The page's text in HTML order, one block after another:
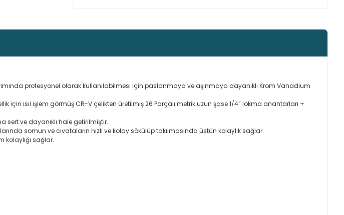
profesyonel olarak kullanılabilmesi için paslanmaya ve aşınmaya dayanıklı Krom Vanadium
için ısıl işlem görmüş CR-V çelikten üretilmiş 26 Parçalı metrik uzun şase 1/4'’ lokma anahtarları +
sert ve dayanıklı hale getirilmiştir.
somun ve cıvataların hızlı ve kolay sökülüp takılmasında üstün kolaylık sağlar.
kolaylığı sağlar.